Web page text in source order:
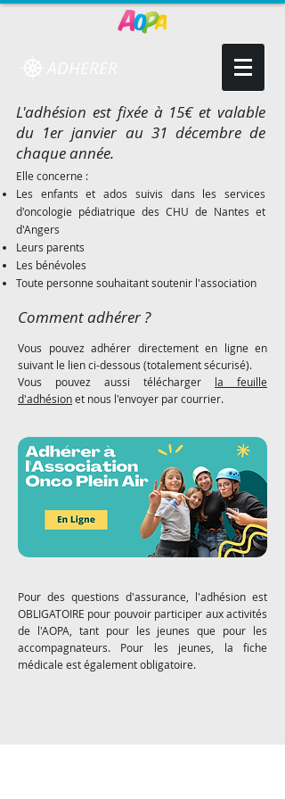
L'adhésion est fixée à 15€ et valable
du 1er janvier au 31 décembre de
chaque année.
Elle concerne :
Les enfants et ados suivis dans les services
d'oncologie pédiatrique des CHU de Nantes et
d'Angers
Leurs parents
Les bénévoles
Toute personne souhaitant soutenir l'association
Comment adhérer ?
Vous pouvez adhérer directement en ligne en
suivant le lien ci-dessous (totalement sécurisé).
Vous pouvez aussi télécharger la feuille
d'adhésionet nous l'envoyer par courrier.
Pour des questions d'assurance, l'adhésion est
OBLIGATOIRE pour pouvoir participer aux activités
de l'AOPA, tant pour les jeunes que pour les
accompagnateurs. Pour les jeunes, la fiche
médicale est également obligatoire.